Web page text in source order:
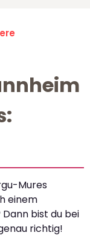
Mures
einem
bist du bei
richtig!